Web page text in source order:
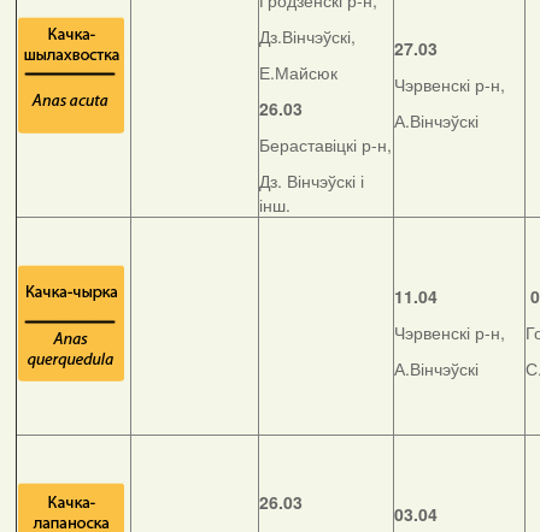
Дз.Вінчэўскі,
Е.Майсюк
26.03
Бераставіцкі р-н,
Дз. Вінчэўскі і
інш.
27.03
Чэрвенскі р-н,
А.Вінчэўскі
11.04
Чэрвенскі р-н,
А.Вінчэўскі
26.03
03.04